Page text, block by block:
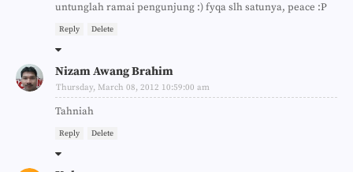
untunglah ramai pengunjung :) fyqa slh satunya, peace :P
Reply Delete
Nizam Awang Brahim
Thursday, March 08, 2012 10:59:00 am
Tahniah
Reply Delete